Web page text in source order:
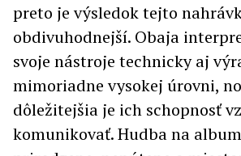
preto je výsledok tejto
obdivuhodnejší. Obaja
svoje nástroje technicky aj
mimoriadne vysokej úrovni,
dôležitejšia je ich schopnosť
komunikovať. Hudba na